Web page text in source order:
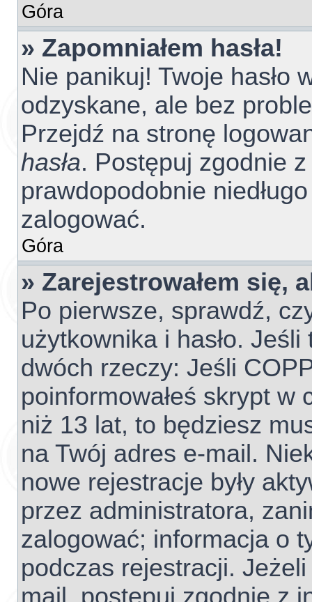
Góra
» Zapomniałem hasła!
Nie panikuj! Twoje hasło
odzyskane, ale bez
Przejdź na stronę
hasła. Postępuj zgodnie
prawdopodobnie
zalogować.
Góra
» Zarejestrowałem się,
Po pierwsze, sprawdź,
użytkownika i hasło.
dwóch rzeczy: Jeśli
poinformowałeś skrypt
niż 13 lat, to będziesz
na Twój adres e-mail.
nowe rejestracje były
przez administratora,
zalogować; informacja o
podczas rejestracji. Jeżeli
mail, postępuj zgodnie z